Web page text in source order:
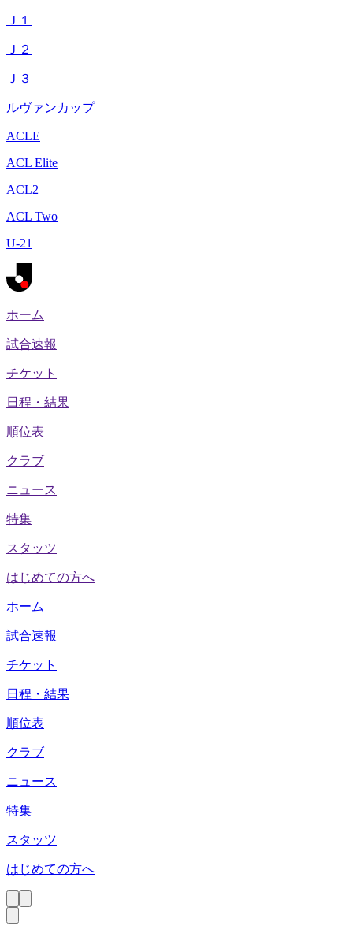
Ｊ１
Ｊ２
Ｊ３
ルヴァンカップ
ACLE
ACL Elite
ACL2
ACL Two
U-21
ホーム
試合速報
チケット
日程・結果
順位表
クラブ
ニュース
特集
スタッツ
はじめての方へ
ホーム
試合速報
チケット
日程・結果
順位表
クラブ
ニュース
特集
スタッツ
はじめての方へ